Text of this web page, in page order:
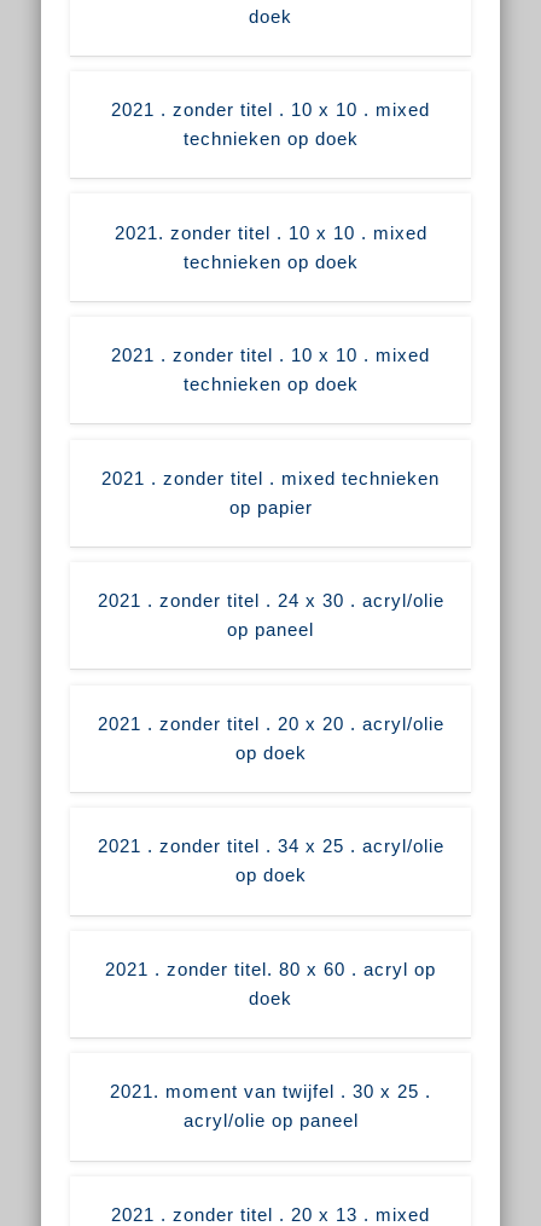
doek
2021 . zonder titel . 10 x 10 . mixed
technieken op doek
2021. zonder titel . 10 x 10 . mixed
technieken op doek
2021 . zonder titel . 10 x 10 . mixed
technieken op doek
2021 . zonder titel . mixed technieken
op papier
2021 . zonder titel . 24 x 30 . acryl/olie
op paneel
2021 . zonder titel . 20 x 20 . acryl/olie
op doek
2021 . zonder titel . 34 x 25 . acryl/olie
op doek
2021 . zonder titel. 80 x 60 . acryl op
doek
2021. moment van twijfel . 30 x 25 .
acryl/olie op paneel
2021 . zonder titel . 20 x 13 . mixed